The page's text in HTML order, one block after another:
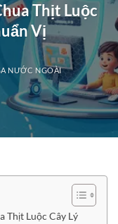
Thịt Luộc
Vị
NƯỚC NGOÀI
Thịt Luộc Cây Lý